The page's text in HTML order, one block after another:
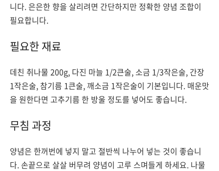
니다. 은은한 향을 살리려면 간단하지만 정확한 양념 조합이
필요합니다.
필요한 재료
데친 취나물 200g, 다진 마늘 1/2큰술, 소금 1/3작은술, 간장
1작은술, 참기름 1큰술, 깨소금 1작은술이 기본입니다. 매운맛
을 원한다면 고추기름 한 방울 정도를 넣어도 좋습니다.
무침 과정
양념은 한꺼번에 넣지 말고 절반씩 나누어 넣는 것이 좋습니
다. 손끝으로 살살 버무려 양념이 고루 스며들게 하세요. 나물